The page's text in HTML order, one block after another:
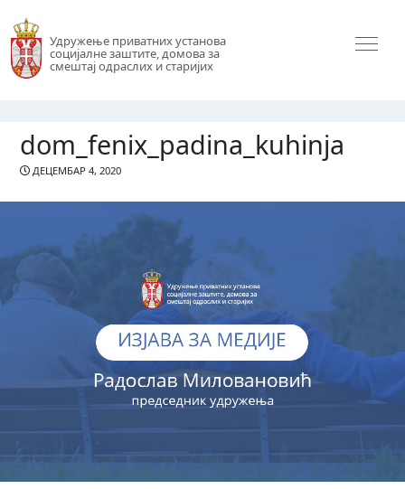
Удружење приватних установа
социјалне заштите, домова за
смештај одраслих и старијих
dom_fenix_padina_kuhinja
ДЕЦЕМБАР 4, 2020